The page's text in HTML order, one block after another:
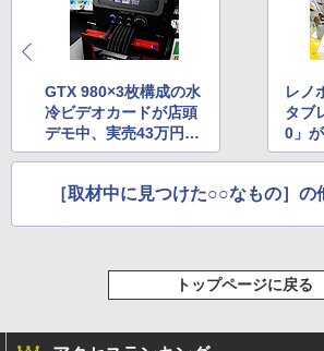
GTX 980×3枚構成の水
冷ビデオカードが店頭
デモ中、実売43万円越
え
レノ
タブ
0」
販売
［取材中に見つけた○○なもの］の
トップページに戻る